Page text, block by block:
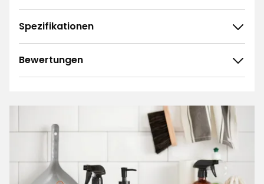
Spezifikationen
Bewertungen
4.7
334 ratings
Sortieren nach
Filtern nach